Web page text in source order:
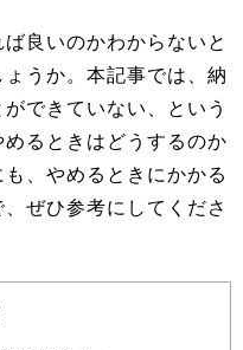
良いのかわからないと
うか。本記事では、納
できていない、という
るときはどうするのか
、やめるときにかかる
ぜひ参考にしてくださ